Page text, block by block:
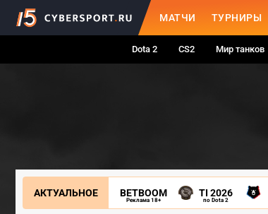
МАТЧИ ТУРНИРЫ
Dota 2 CS2 Мир танков
АКТУАЛЬНОЕ BETBOOM
Реклама 18+
TI 2026
по Dota 2